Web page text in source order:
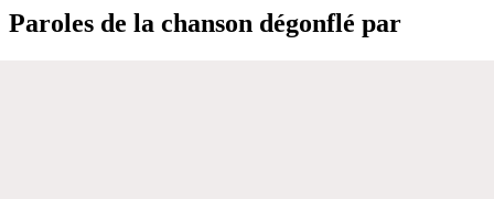
Paroles de la chanson dégonflé par